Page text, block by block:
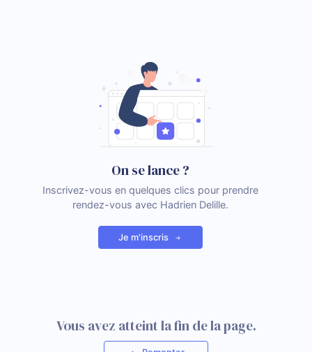
On se lance ?
Inscrivez-vous en quelques clics pour prendre
rendez-vous avec Hadrien Delille.
Je m'inscris
Vous avez atteint la fin de la page.